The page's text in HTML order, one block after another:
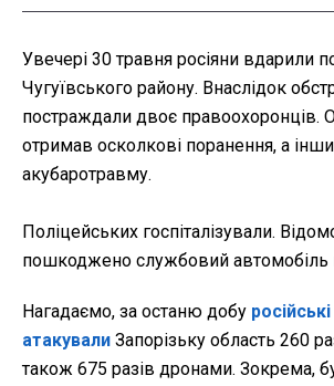
Увечері 30 травня росіяни вдарили
Чугуївського району. Внаслідок
постраждали двоє правоохоронців.
отримав осколкові поранення, а
акубаротравму.
Поліцейських госпіталізували.
пошкоджено службовий автомобіль
Нагадаємо, за останю добу
атакували Запорізьку область 260
також 675 разів дронами. Зокрема,